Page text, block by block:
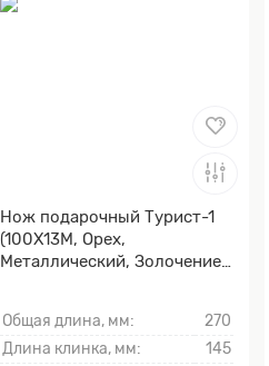
Нож подарочный Турист-1
(100Х13М, Орех,
Металлический, Золочение
Общая длина, мм:
270
Длина клинка, мм:
145